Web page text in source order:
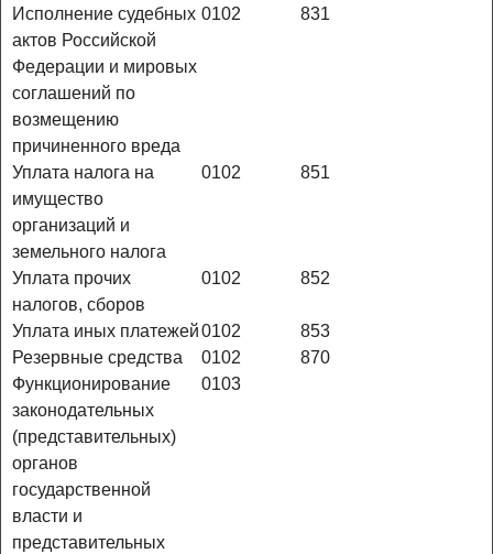
Исполнение судебных
актов Российской
Федерации и мировых
соглашений по
возмещению
причиненного вреда
0102 831
Уплата налога на
имущество
организаций и
земельного налога
0102 851
Уплата прочих
налогов, сборов
0102 852
Уплата иных платежей0102
853
Резервные средства
0102
870
Функционирование
законодательных
(представительных)
органов
государственной
власти и
представительных
0103